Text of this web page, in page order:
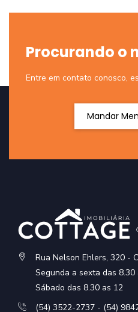
Procurando o
Entre em contato conosco,
Mandar
Rua Nelson Ehlers, 320 -
Segunda a sexta das
Sábado das 8.30 as 12
(54) 3522-2737 - (54)